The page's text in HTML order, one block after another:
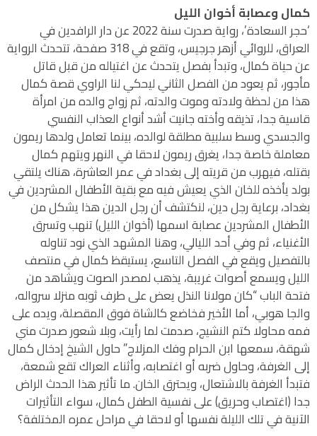
كمال وعصابة أخوان الليل
‘حجر السعادة’، رواية صدرت سنة 2022 عن دار الرافدين في
العراق، للروائي أزهر جرجيس، وتقع في 318 صفحة، تتحدث الرواية
عن حياة كمال، وتبدأ بفصل يتحدث عن اغتياله من قبل قاتل
مأجور، ثم يعود من الفصل الثاني ليحكي لنا الراوي قصة كمال
هذا من لحظة ولادته وموت والدته، ثم زواج والده من امرأة
قاسية جدا، تذيقه وأخته جانيت أشد أنواع العذاب النفسي
والجسدي وسط سلبية مطلقة لوالده، بينما تعامل ولدها ريمون
معاملة خاصة جدا، يغرق ريمون لاحقا في النهر ويتهم كمال
بقتله، فيهرب من قريته إلى بغداد في عمر العاشرة، هناك يلتقي
بولد يأخذه للخان الذي يعيش فيه مع بقية الأطفال المشردين في
بغداد، برعاية رجل دين، لنكتشف أن رجل الدين هذا يشكل من
الأطفال المشردين عصابة اسمها (أخوان الليل) تنهب وتسرق
الأغنياء، ثم وفي أحد الليالي، وهنا المشهد الذي نود تناوله
بالتفصيل ويقع في الفصل التاسع، يستيقظ كمال في منتصف
الليل ويسمع أصوات غريبة، يذهب لمصدر الصوت ويشاهد من
فتحة الباب “كان مولانا النذل يعض على طرف ثوبه منزلا سرواله،
والجا هوبي، أما الأخير فخاضع كالشاة فوق المقصلة، ويده على
فمه محاولا كتم النشيج، صدمت لما رأيت، وبلا شعور صدرت مني
شهقة، سمعها ابن الحرام وفك المزلاج” حاول الشيخ إدخال كمال
إلى الغرفة، وحاول ضربه أو اغتصابه، وأثناء العراك تقع شمعة،
فتبدأ الغرفة بالاشتعال، ويحترق الخان. ما تأثير هذا الحدث الراض
جدا (اغتصاب وحريق) على نفسية الطفل كمال، سواء التأثيرات
الآنية في تلك الليلة نفسها أو لاحقا في مراحل عمره المختلفة؟